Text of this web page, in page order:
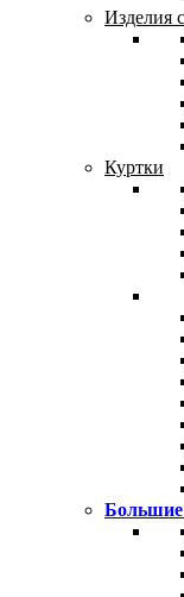
Изделия
Куртки